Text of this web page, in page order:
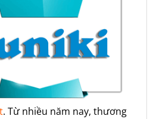
. Từ nhiều năm nay, thương